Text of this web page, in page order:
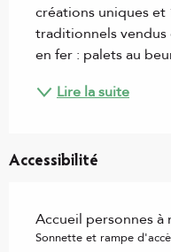
créations uniques et
traditionnels vendus
en fer : palets au
Lire la suite
Accessibilité
Accueil personnes
Sonnette et rampe